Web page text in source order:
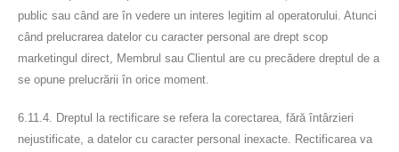
public sau când are în vedere un interes legitim al operatorului. Atunci
când prelucrarea datelor cu caracter personal are drept scop
marketingul direct, Membrul sau Clientul are cu precădere dreptul de a
se opune prelucrării în orice moment.
6.11.4. Dreptul la rectificare se refera la corectarea, fără întârzieri
nejustificate, a datelor cu caracter personal inexacte. Rectificarea va